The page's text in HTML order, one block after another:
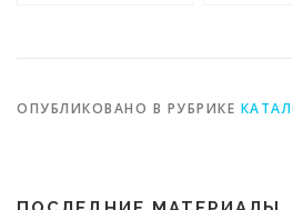
ОПУБЛИКОВАНО В РУБРИКЕ